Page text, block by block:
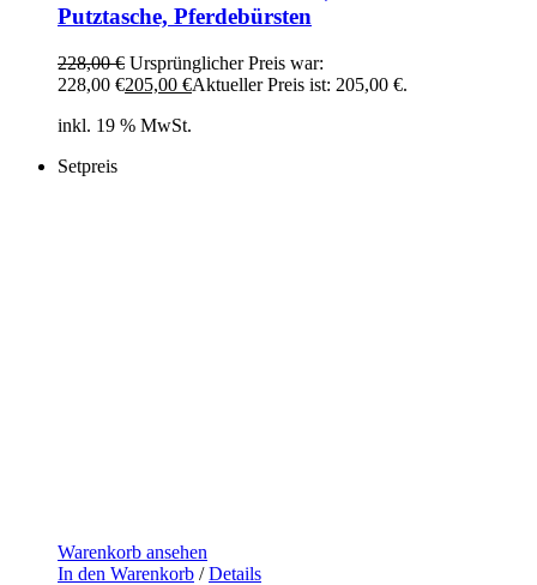
Putztasche, Pferdebürsten
228,00€ Ursprünglicher Preis war:
228,00 €205,00 €Aktueller Preis ist: 205,00 €.
inkl. 19 % MwSt.
Setpreis
Warenkorb ansehen
In den Warenkorb / Details